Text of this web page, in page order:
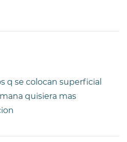
q se colocan superficial
quisiera mas